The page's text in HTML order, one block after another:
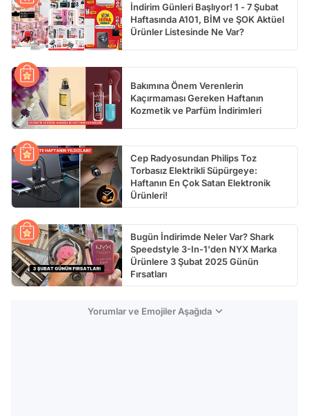
İndirim Günleri Başlıyor! 1 - 7 Şubat
Haftasında A101, BİM ve ŞOK Aktüel
Ürünler Listesinde Ne Var?
Bakımına Önem Verenlerin
Kaçırmaması Gereken Haftanın
Kozmetik ve Parfüm İndirimleri
Cep Radyosundan Philips Toz
Torbasız Elektrikli Süpürgeye:
Haftanın En Çok Satan Elektronik
Ürünleri!
Bugün İndirimde Neler Var? Shark
Speedstyle 3-In-1'den NYX Marka
Ürünlere 3 Şubat 2025 Günün
Fırsatları
Yorumlar ve Emojiler Aşağıda